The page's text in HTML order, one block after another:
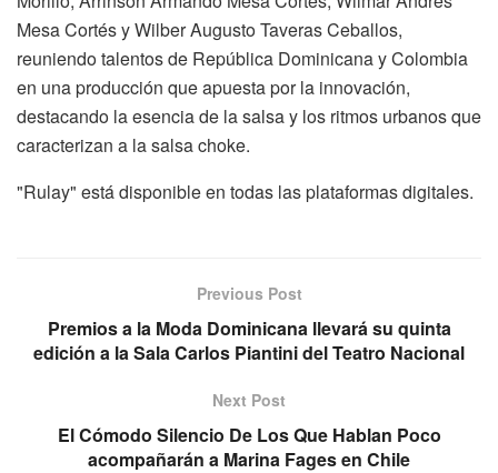
Mesa Cortés y Wilber Augusto Taveras Ceballos,
reuniendo talentos de República Dominicana y Colombia
en una producción que apuesta por la innovación,
destacando la esencia de la salsa y los ritmos urbanos que
caracterizan a la salsa choke.
"Rulay" está disponible en todas las plataformas digitales.
Previous Post
Premios a la Moda Dominicana llevará su quinta
edición a la Sala Carlos Piantini del Teatro Nacional
Next Post
El Cómodo Silencio De Los Que Hablan Poco
acompañarán a Marina Fages en Chile